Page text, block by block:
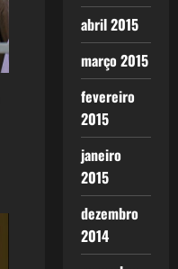
abril 2015
março 2015
fevereiro
2015
janeiro
2015
dezembro
2014